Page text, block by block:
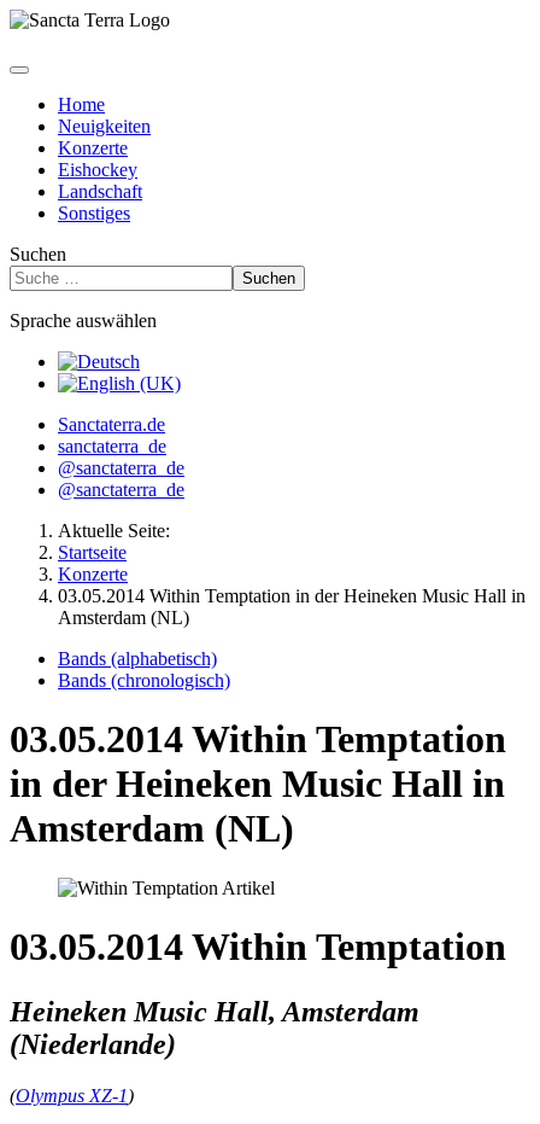
Home
Neuigkeiten
Konzerte
Eishockey
Landschaft
Sonstiges
Suchen
Suchen
Sprache auswählen
Sanctaterra.de
sanctaterra_de
@sanctaterra_de
@sanctaterra_de
Aktuelle Seite:
Startseite
Konzerte
03.05.2014 Within Temptation in der Heineken Music Hall in
Amsterdam (NL)
Bands (alphabetisch)
Bands (chronologisch)
03.05.2014 Within Temptation
in der Heineken Music Hall in
Amsterdam (NL)
03.05.2014 Within Temptation
Heineken Music Hall, Amsterdam
(Niederlande)
(Olympus XZ-1)